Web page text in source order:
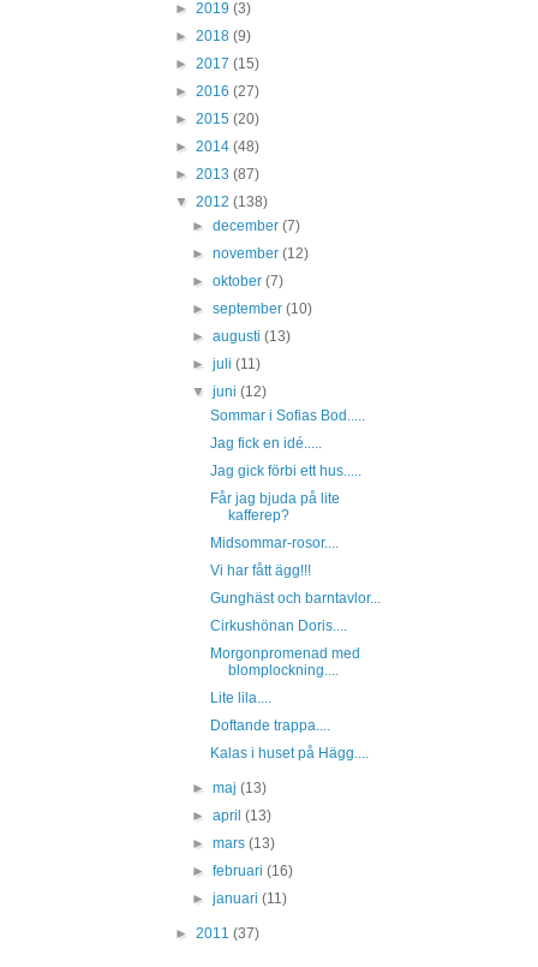
► 2019 (3)
► 2018 (9)
► 2017 (15)
► 2016 (27)
► 2015 (20)
► 2014 (48)
► 2013 (87)
▼ 2012 (138)
►december(7)
►november(12)
►oktober(7)
►september(10)
►augusti(13)
►juli(11)
▼juni(12)
Sommar i Sofias Bod.....
Jag fick en idé.....
Jag gick förbi ett hus.....
Får jag bjuda på lite
kafferep?
Midsommar-rosor....
Vi har fått ägg!!!
Gunghäst och barntavlor...
Cirkushönan Doris....
Morgonpromenad med
blomplockning....
Lite lila....
Doftande trappa....
Kalas i huset på Hägg....
►maj(13)
►april(13)
►mars(13)
►februari(16)
►januari(11)
► 2011 (37)